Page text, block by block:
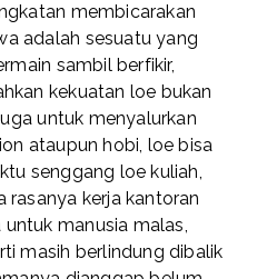
membicarakan
adalah sesuatu yang
sambil berfikir,
kekuatan loe bukan
untuk menyalurkan
ataupun hobi, loe bisa
senggang loe kuliah,
rasanya kerja kantoran
manusia malas,
masih berlindung dibalik